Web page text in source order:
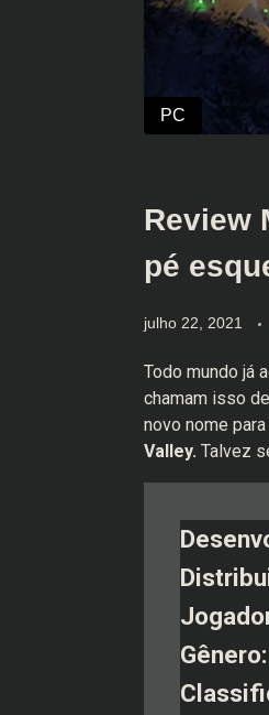
Review
pé
julho 22, 2021
Todo mundo já
chamam isso
novo nome
Valley. Talvez
Gênero: